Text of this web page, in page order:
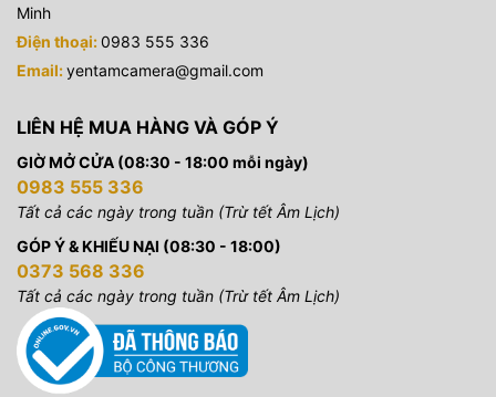
Minh
Điện thoại:0983 555 336
Email:yentamcamera@gmail.com
LIÊN HỆ MUA HÀNG VÀ GÓP Ý
GIỜ MỞ CỬA (08:30 - 18:00 mỗi ngày)
0983 555 336
Tất cả các ngày trong tuần (Trừ tết Âm Lịch)
GÓP Ý & KHIẾU NẠI (08:30 - 18:00)
0373 568 336
Tất cả các ngày trong tuần (Trừ tết Âm Lịch)